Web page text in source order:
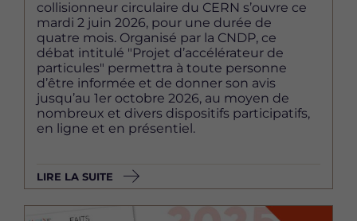
collisionneur circulaire du CERN s’ouvre ce
mardi 2 juin 2026, pour une durée de
quatre mois. Organisé par la CNDP, ce
débat intitulé "Projet d’accélérateur de
particules" permettra à toute personne
d’être informée et de donner son avis
jusqu’au 1er octobre 2026, au moyen de
nombreux et divers dispositifs participatifs,
en ligne et en présentiel.
LIRE LA SUITE
Image